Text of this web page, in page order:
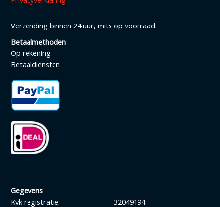
Verzending binnen 24 uur, mits op voorraad.
Betaalmethoden
Op rekening
Betaaldiensten
Gegevens
Kvk registratie:
32049194